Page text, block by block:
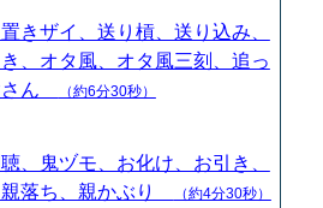
きザイ、送り槓、送り込み、
、オタ風、オタ風三刻、追っ
さん
（約6分30秒）
、鬼ヅモ、お化け、お引き、
落ち、親かぶり
（約4分30秒）